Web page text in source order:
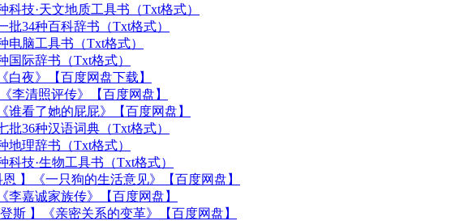
科技·天文地质工具书（Txt格式）
批34种百科辞书（Txt格式）
电脑工具书（Txt格式）
国际辞书（Txt格式）
白夜》【百度网盘下载】
李清照评传》【百度网盘】
谁看了她的屁屁》【百度网盘】
批36种汉语词典（Txt格式）
地理辞书（Txt格式）
科技·生物工具书（Txt格式）
恩 】《一只狗的生活意见》【百度网盘】
李嘉诚家族传》【百度网盘】
登斯 】《亲密关系的变革》【百度网盘】